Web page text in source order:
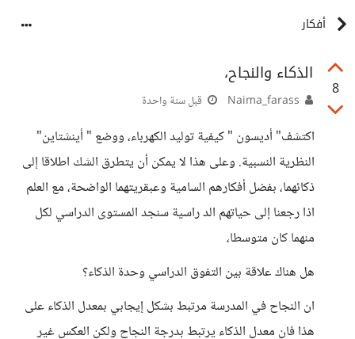
أفكار
8
الذكاء والنجاح،
قبل سنة واحدة
اكتشف" أديسون " كيفية توليد الكهرباء، ووضع " أينشتاين"
النظرية النسبية. وعلى هذا لا يمكن أن يتطرق الشك اطلاقا إلى
ذكائهما، بفضل أفكارهم السامية وعبقريتهما الواضحة، مع العلم
اذا رجعنا إلى حياتهم الد راسية سنجد المستوى الدراسي لكل
منهما كان متوسطا،
هل هناك علاقة بين التفوق الدراسي وحدة الذكاء؟
ان النجاح في المدرسة مرتبط بشكل إيجابي بمعدل الذكاء على
هذا فان معدل الذكاء يرتبط بدرجة النجاح ولكن العكس غير